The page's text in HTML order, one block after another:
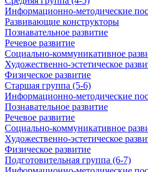
Информационно-методические
Развивающие конструкторы
Познавательное развитие
Речевое развитие
Социально-коммуникативное
Художественно-эстетическое
Физическое развитие
Старшая группа (5-6)
Информационно-методические
Познавательное развитие
Речевое развитие
Социально-коммуникативное
Художественно-эстетическое
Физическое развитие
Подготовительная группа (6-7)